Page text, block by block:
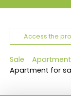
Access the
Sale Apartment
Apartment for